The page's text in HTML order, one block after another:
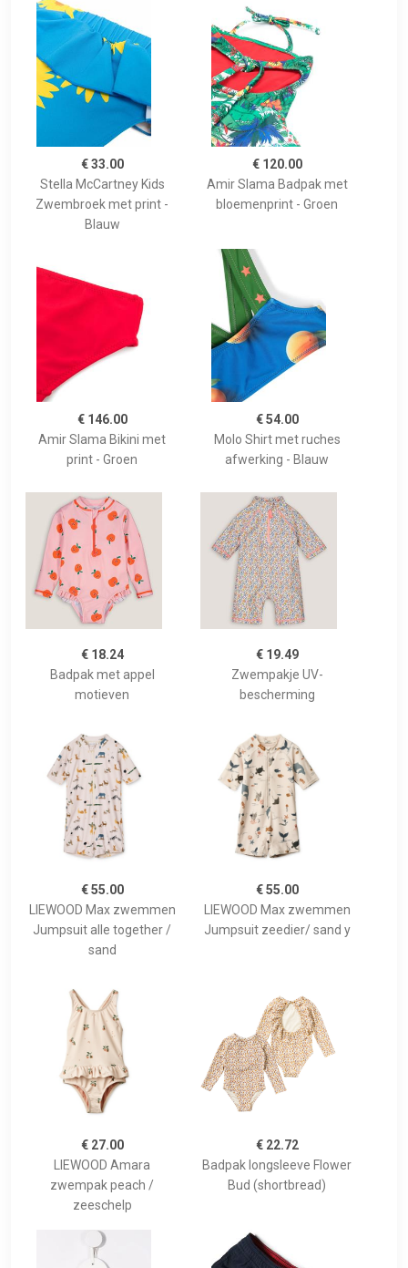
€ 33.00
Stella McCartney Kids
Zwembroek met print -
Blauw
€ 120.00
Amir Slama Badpak met
bloemenprint - Groen
€ 146.00
Amir Slama Bikini met
print - Groen
€ 54.00
Molo Shirt met ruches
afwerking - Blauw
€ 18.24
Badpak met appel
motieven
€ 19.49
Zwempakje UV-
bescherming
€ 55.00
LIEWOOD Max zwemmen
Jumpsuit alle together /
sand
€ 55.00
LIEWOOD Max zwemmen
Jumpsuit zeedier/ sand y
€ 27.00
LIEWOOD Amara
zwempak peach /
zeeschelp
€ 22.72
Badpak longsleeve Flower
Bud (shortbread)